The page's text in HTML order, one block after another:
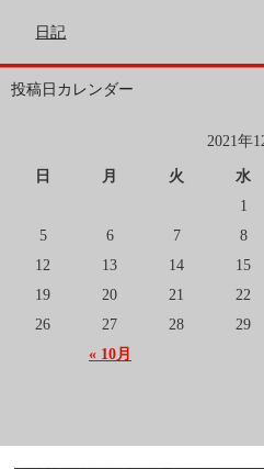
日記
投稿日カレンダー
2021年
日 月 火 水
« 10月
1
5
6 7 8
12
13 14 15
19
20 21 22
26
27 28 29